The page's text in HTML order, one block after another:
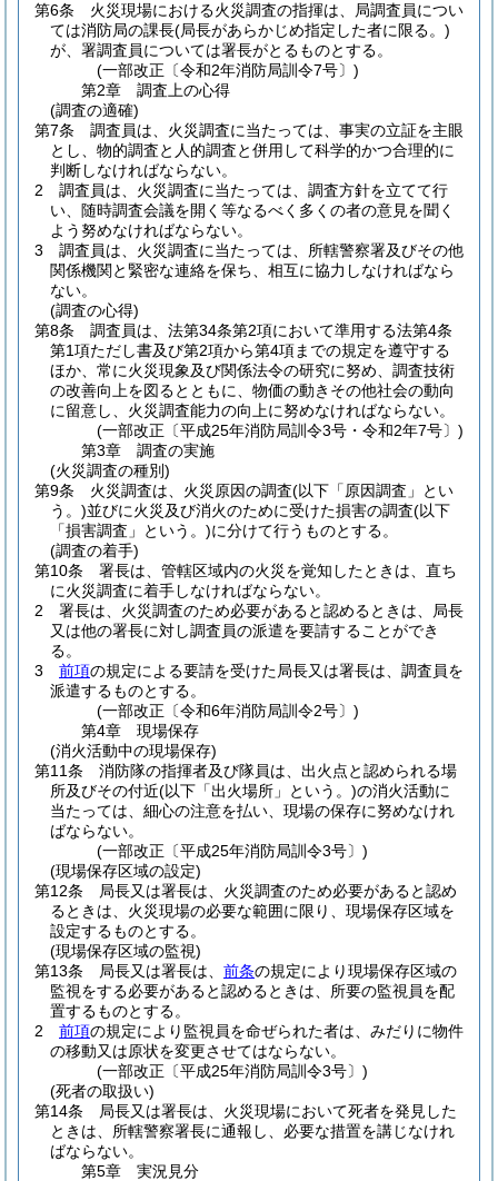
第6条
火災現場における火災調査の指揮は、局調査員につい
ては消防局の課長(局長があらかじめ指定した者に限る。)
が、署調査員については署長がとるものとする。
(一部改正〔令和2年消防局訓令7号〕)
第2章
調査上の心得
(調査の適確)
第7条
調査員は、火災調査に当たっては、事実の立証を主眼
とし、物的調査と人的調査と併用して科学的かつ合理的に
判断しなければならない。
2
調査員は、火災調査に当たっては、調査方針を立てて行
い、随時調査会議を開く等なるべく多くの者の意見を聞く
よう努めなければならない。
3
調査員は、火災調査に当たっては、所轄警察署及びその他
関係機関と緊密な連絡を保ち、相互に協力しなければなら
ない。
(調査の心得)
第8条
調査員は、法第34条第2項において準用する法第4条
第1項ただし書及び第2項から第4項までの規定を遵守する
ほか、常に火災現象及び関係法令の研究に努め、調査技術
の改善向上を図るとともに、物価の動きその他社会の動向
に留意し、火災調査能力の向上に努めなければならない。
(一部改正〔平成25年消防局訓令3号・令和2年7号〕)
第3章
調査の実施
(火災調査の種別)
第9条
火災調査は、火災原因の調査(以下「原因調査」とい
う。)並びに火災及び消火のために受けた損害の調査(以下
「損害調査」という。)に分けて行うものとする。
(調査の着手)
第10条
署長は、管轄区域内の火災を覚知したときは、直ち
に火災調査に着手しなければならない。
2
署長は、火災調査のため必要があると認めるときは、局長
又は他の署長に対し調査員の派遣を要請することができ
る。
3
前項の規定による要請を受けた局長又は署長は、調査員を
派遣するものとする。
(一部改正〔令和6年消防局訓令2号〕)
第4章
現場保存
(消火活動中の現場保存)
第11条
消防隊の指揮者及び隊員は、出火点と認められる場
所及びその付近(以下「出火場所」という。)の消火活動に
当たっては、細心の注意を払い、現場の保存に努めなけれ
ばならない。
(一部改正〔平成25年消防局訓令3号〕)
(現場保存区域の設定)
第12条
局長又は署長は、火災調査のため必要があると認め
るときは、火災現場の必要な範囲に限り、現場保存区域を
設定するものとする。
(現場保存区域の監視)
第13条
局長又は署長は、 前条の規定により現場保存区域の
監視をする必要があると認めるときは、所要の監視員を配
置するものとする。
2
前項の規定により監視員を命ぜられた者は、みだりに物件
の移動又は原状を変更させてはならない。
(一部改正〔平成25年消防局訓令3号〕)
(死者の取扱い)
第14条
局長又は署長は、火災現場において死者を発見した
ときは、所轄警察署長に通報し、必要な措置を講じなけれ
ばならない。
第5章
実況見分